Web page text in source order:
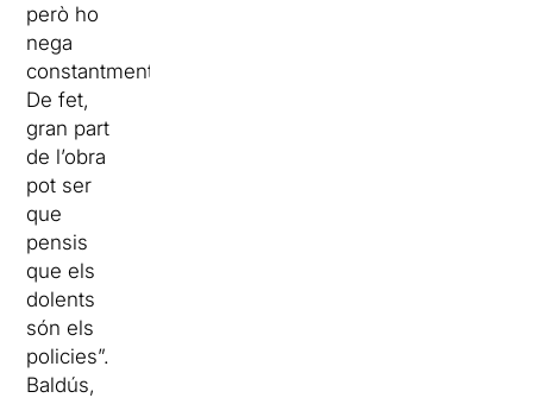
però ho
nega
constantment.
De fet,
gran part
de l’obra
pot ser
que
pensis
que els
dolents
són els
policies”.
Baldús,